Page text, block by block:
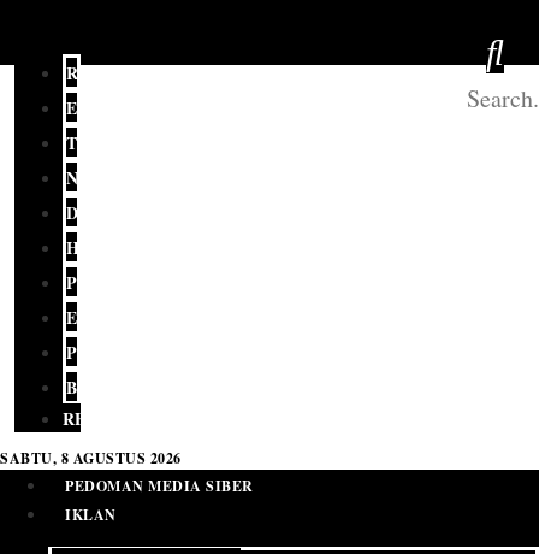
REDAKSI
EDITORIAL
TERKINI
NASIONAL
DAERAH
HUKUM
POLITIK
EKONOMI
PENDIDIKAN
BUDAYA
RELIGI
SABTU, 8 AGUSTUS 2026
PEDOMAN MEDIA SIBER
IKLAN